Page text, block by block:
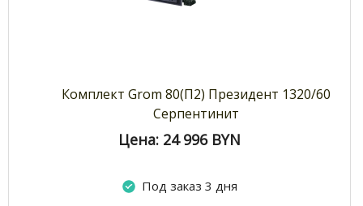
Комплект Grom 80(П2) Президент 1320/60
Серпентинит
Цена: 24 996 BYN
Под заказ 3 дня